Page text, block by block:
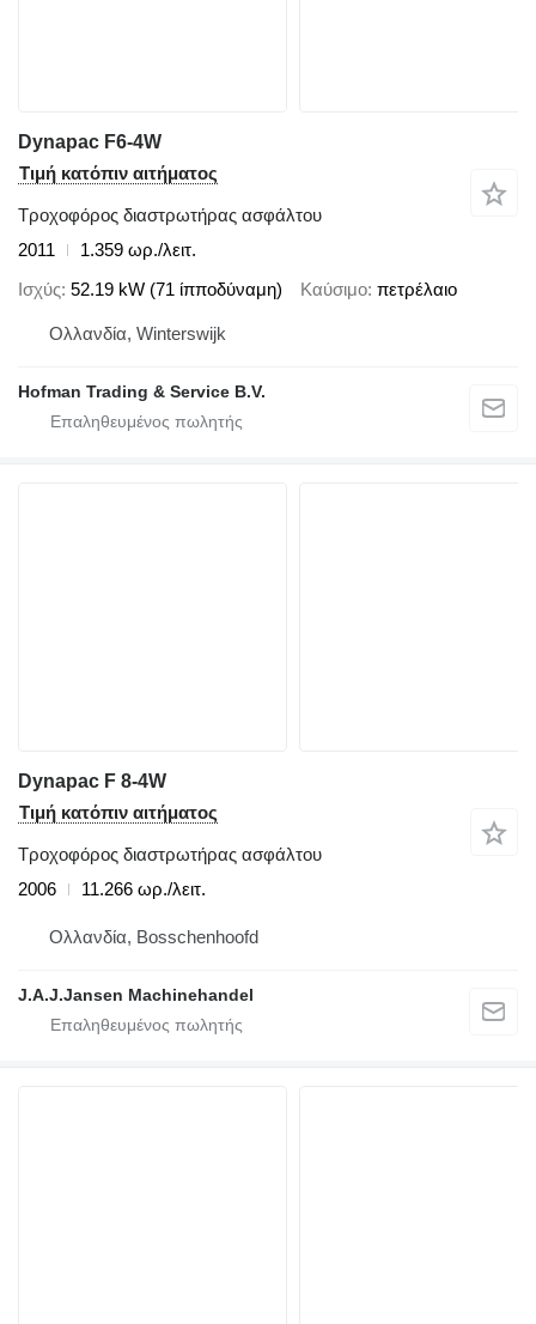
Dynapac F6-4W
Τιμή κατόπιν αιτήματος
Τροχοφόρος διαστρωτήρας ασφάλτου
2011
1.359 ωρ./λειτ.
Ισχύς 52.19 kW (71 ίπποδύναμη) Καύσιμο πετρέλαιο
Ολλανδία, Winterswijk
Hofman Trading & Service B.V.
Dynapac F 8-4W
Τιμή κατόπιν αιτήματος
Τροχοφόρος διαστρωτήρας ασφάλτου
2006
11.266 ωρ./λειτ.
Ολλανδία, Bosschenhoofd
J.A.J.Jansen Machinehandel